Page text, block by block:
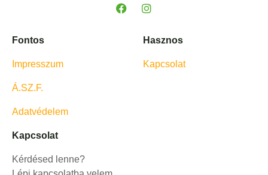
Fontos
Impresszum
Á.SZ.F.
Adatvédelem
Hasznos
Kapcsolat
Kapcsolat
Kérdésed lenne?